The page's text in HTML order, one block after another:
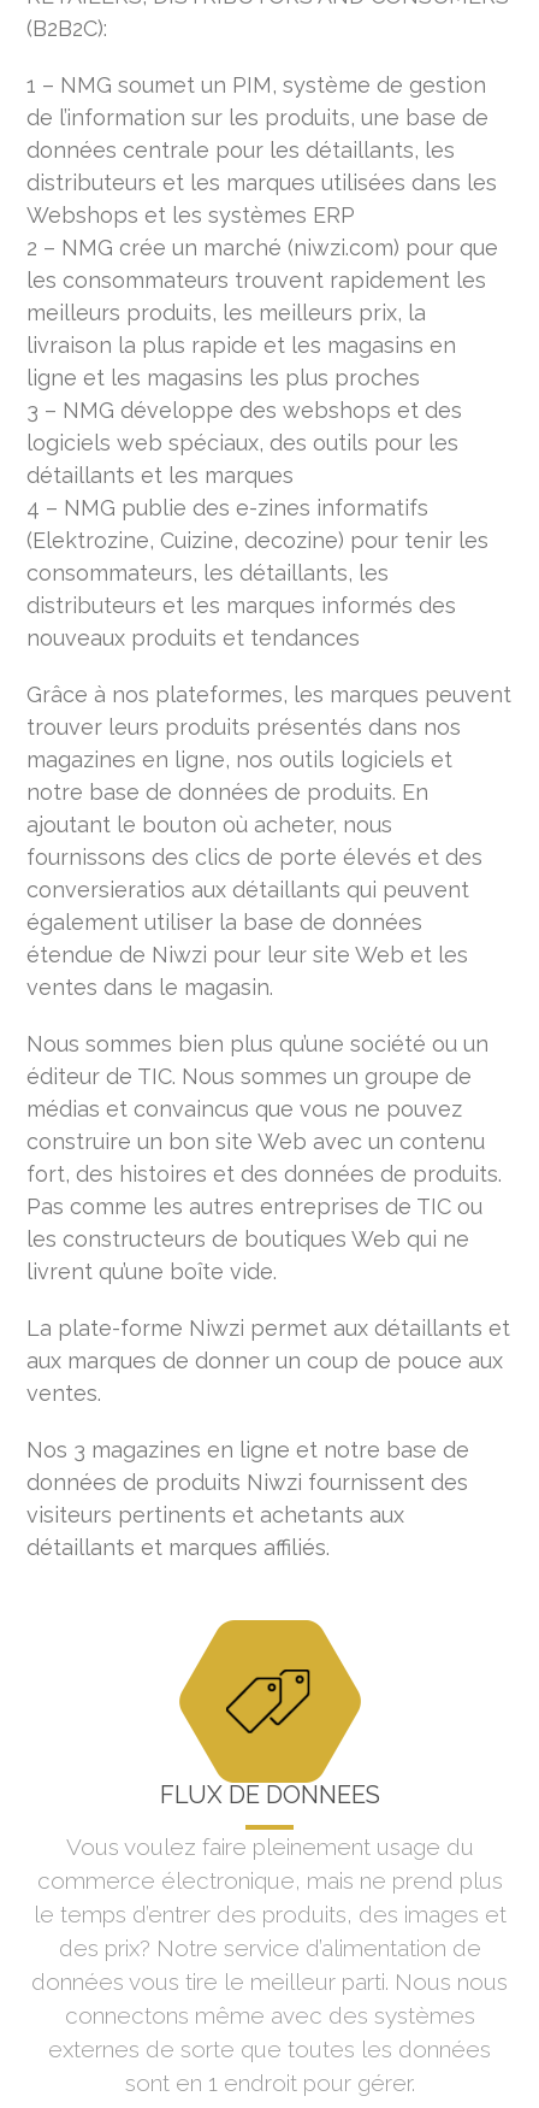
(B2B2C):
1 – NMG soumet un PIM, système de gestion
de l’information sur les produits, une base de
données centrale pour les détaillants, les
distributeurs et les marques utilisées dans les
Webshops et les systèmes ERP
2 – NMG crée un marché (niwzi.com) pour que
les consommateurs trouvent rapidement les
meilleurs produits, les meilleurs prix, la
livraison la plus rapide et les magasins en
ligne et les magasins les plus proches
3 – NMG développe des webshops et des
logiciels web spéciaux, des outils pour les
détaillants et les marques
4 – NMG publie des e-zines informatifs
(Elektrozine, Cuizine, decozine) pour tenir les
consommateurs, les détaillants, les
distributeurs et les marques informés des
nouveaux produits et tendances
Grâce à nos plateformes, les marques peuvent
trouver leurs produits présentés dans nos
magazines en ligne, nos outils logiciels et
notre base de données de produits. En
ajoutant le bouton où acheter, nous
fournissons des clics de porte élevés et des
conversieratios aux détaillants qui peuvent
également utiliser la base de données
étendue de Niwzi pour leur site Web et les
ventes dans le magasin.
Nous sommes bien plus qu’une société ou un
éditeur de TIC. Nous sommes un groupe de
médias et convaincus que vous ne pouvez
construire un bon site Web avec un contenu
fort, des histoires et des données de produits.
Pas comme les autres entreprises de TIC ou
les constructeurs de boutiques Web qui ne
livrent qu’une boîte vide.
La plate-forme Niwzi permet aux détaillants et
aux marques de donner un coup de pouce aux
ventes.
Nos 3 magazines en ligne et notre base de
données de produits Niwzi fournissent des
visiteurs pertinents et achetants aux
détaillants et marques affiliés.
FLUX DE DONNÉES
Vous voulez faire pleinement usage du
commerce électronique, mais ne prend plus
le temps d’entrer des produits, des images et
des prix? Notre service d’alimentation de
données vous tire le meilleur parti. Nous nous
connectons même avec des systèmes
externes de sorte que toutes les données
sont en 1 endroit pour gérer.